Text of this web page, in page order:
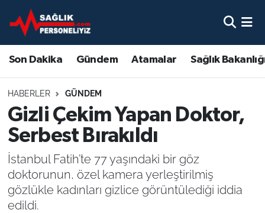
Son Dakika Gündem Atamalar Sağlık
HABERLER GÜNDEM
Gizli Çekim Yapan Doktor,
Serbest Bırakıldı
İstanbul Fatih’te 77 yaşındaki bir göz
doktorunun, özel kamera yerleştirilmiş
gözlükle kadınları gizlice görüntülediği iddia
edildi.
Son Dakika
Gündem
Atamalar
Sağlık Bakanlığı
Mevzuat
Sendika
Nöbetçi Eczaneler
Hava Durumu
Namaz Vakitleri
Trafik Durumu
Süper Lig Puan Durumu ve Fikstür
Tüm Manşetler